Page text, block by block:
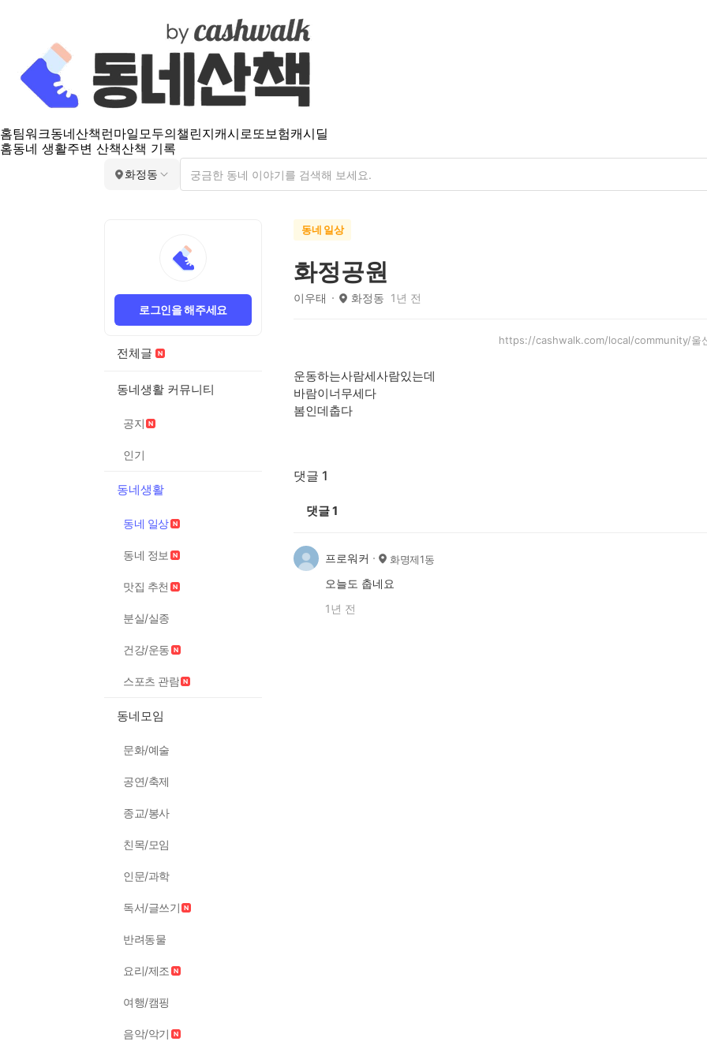
홈팀워크동네산책 런마일모두의챌린지캐시로또보험캐시딜
홈동네 생활주변 산책산책 기록
화정동
로그인을 해주세요
전체글
동네생활 커뮤니티
공지
인기
동네생활
동네 일상
동네 정보
맛집 추천
분실/실종
건강/운동
스포츠 관람
동네모임
문화/예술
공연/축제
종교/봉사
친목/모임
인문/과학
독서/글쓰기
반려동물
요리/제조
여행/캠핑
음악/악기
동네 일상
화정공원
이우태 화정동 1년 전
https://cashwalk.com/local/community/울
운동하는사람세사람있는데
바람이너무세다
봄인데춥다
댓글 1
댓글1
프로워커 화명제1동
오늘도 춥네요
1년 전